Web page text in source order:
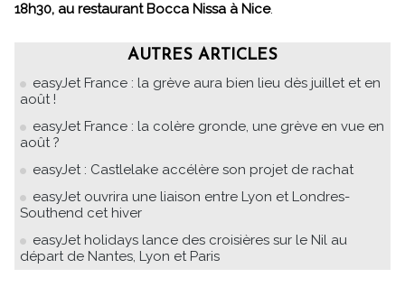
18h30, au restaurant Bocca Nissa à Nice.
AUTRES ARTICLES
easyJet France : la grève aura bien lieu dès juillet et en
août !
easyJet France : la colère gronde, une grève en vue en
août ?
easyJet : Castlelake accélère son projet de rachat
easyJet ouvrira une liaison entre Lyon et Londres-
Southend cet hiver
easyJet holidays lance des croisières sur le Nil au
départ de Nantes, Lyon et Paris